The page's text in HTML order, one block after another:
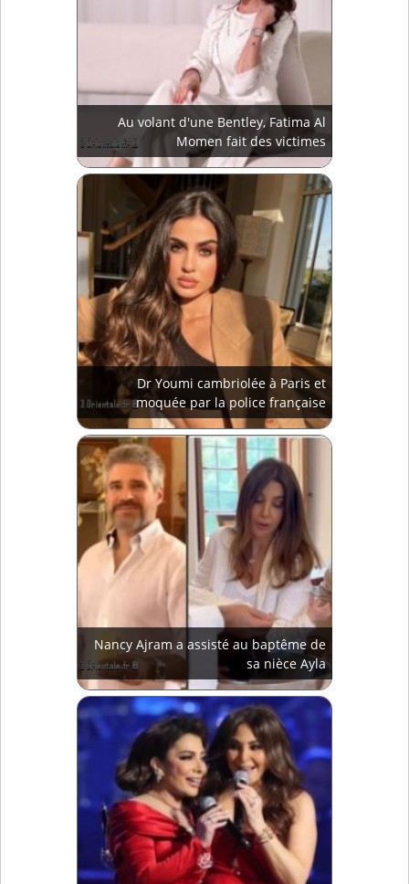
Au volant d'une Bentley, Fatima Al
Momen fait des victimes
Dr Youmi cambriolée à Paris et
moquée par la police française
Nancy Ajram a assisté au baptême de
sa nièce Ayla